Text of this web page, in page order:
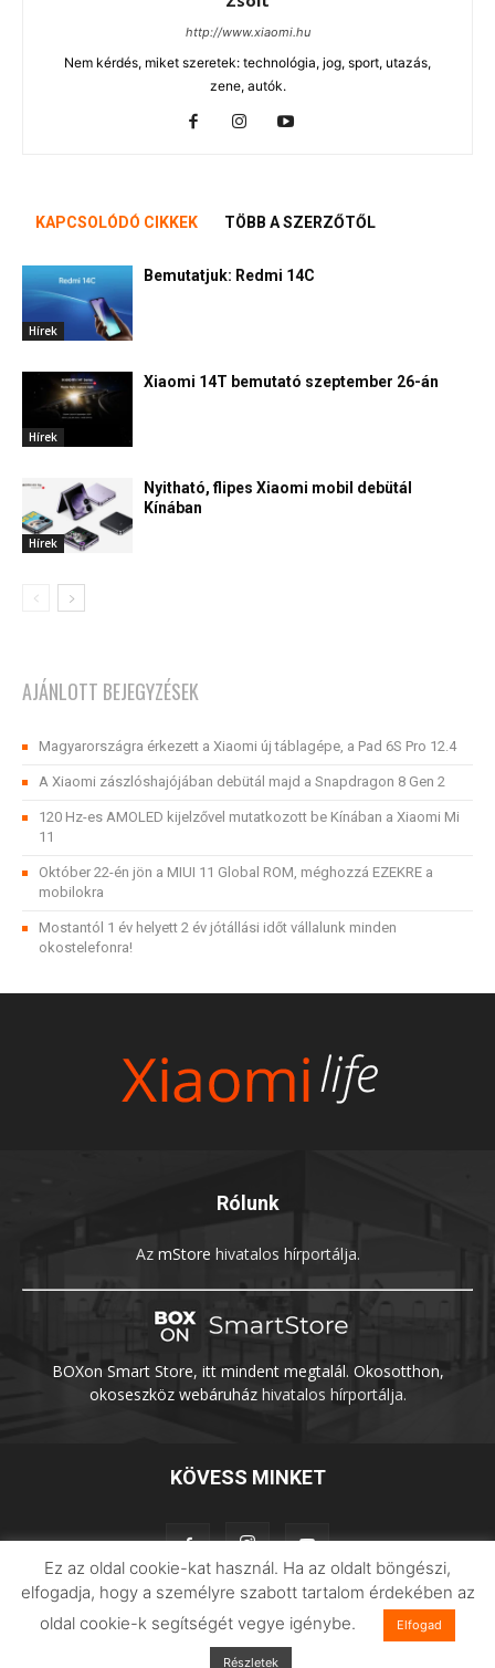
http://www.xiaomi.hu
Nem kérdés, miket szeretek: technológia, jog, sport, utazás,
zene, autók.
KAPCSOLÓDÓ CIKKEK TÖBB A SZERZŐTŐL
Hírek
Bemutatjuk: Redmi 14C
Hírek
Xiaomi 14T bemutató szeptember 26-án
Hírek
Nyitható, flipes Xiaomi mobil debütál
Kínában
AJÁNLOTT BEJEGYZÉSEK
Magyarországra érkezett a Xiaomi új táblagépe, a Pad 6S Pro 12.4
A Xiaomi zászlóshajójában debütál majd a Snapdragon 8 Gen 2
120 Hz-es AMOLED kijelzővel mutatkozott be Kínában a Xiaomi Mi
11
Október 22-én jön a MIUI 11 Global ROM, méghozzá EZEKRE a
mobilokra
Mostantól 1 év helyett 2 év jótállási időt vállalunk minden
okostelefonra!
Rólunk
Az mStore hivatalos hírportálja.
BOXon Smart Store, itt mindent megtalál. Okosotthon,
okoseszköz webáruházhivatalos hírportálja.
KÖVESS MINKET
Adatvédelem Impresszum Imilab
Ez az oldal cookie-kat használ. Ha az oldalt böngészi,
elfogadja, hogy a személyre szabott tartalom érdekében az
oldal cookie-k segítségét vegye igénybe.
Elfogad
Részletek